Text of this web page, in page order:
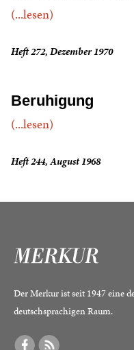
(...lesen)
Heft 272, Dezember 1970
Beruhigung
(...lesen)
Heft 244, August 1968
Der Merkur ist seit 1947 eine
deutschsprachigen Raum.